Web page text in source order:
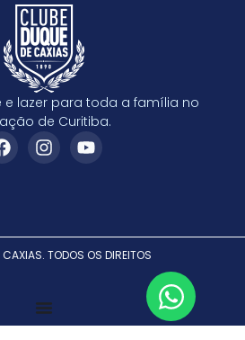
e lazer para toda a família no
de Curitiba.
TODOS OS DIREITOS